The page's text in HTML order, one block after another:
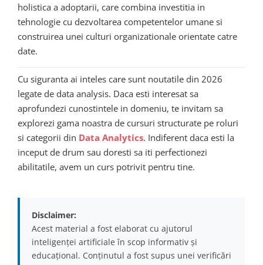
holistica a adoptarii, care combina investitia in
tehnologie cu dezvoltarea competentelor umane si
construirea unei culturi organizationale orientate catre
date.
Cu siguranta ai inteles care sunt noutatile din 2026
legate de data analysis. Daca esti interesat sa
aprofundezi cunostintele in domeniu, te invitam sa
explorezi gama noastra de cursuri structurate pe roluri
si categorii din Data Analytics. Indiferent daca esti la
inceput de drum sau doresti sa iti perfectionezi
abilitatile, avem un curs potrivit pentru tine.
Disclaimer:
Acest material a fost elaborat cu ajutorul
inteligenței artificiale în scop informativ și
educațional. Conținutul a fost supus unei verificări